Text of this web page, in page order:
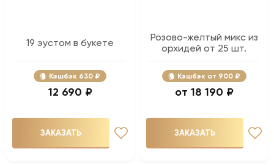
19 эустом в букете
Кэшбэк 630 ₽
12 690 ₽
ЗАКАЗАТЬ
Розово-желтый микс из
орхидей от 25 шт.
Кэшбэк 900 ₽
18 190 ₽
ЗАКАЗАТЬ